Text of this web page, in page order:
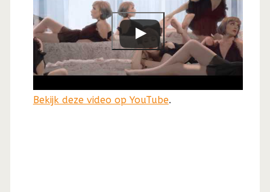
Bekijk deze video op YouTube.